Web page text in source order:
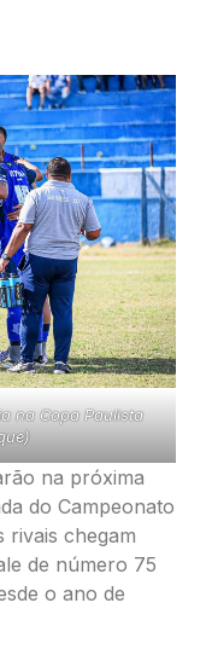
na Copa Paulista
na próxima
do Campeonato
rivais chegam
de número 75
o ano de